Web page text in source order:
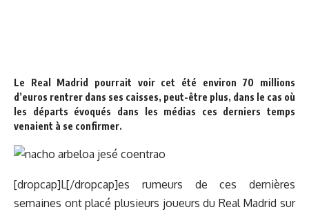
Le Real Madrid pourrait voir cet été environ 70 millions
d’euros rentrer dans ses caisses, peut-être plus, dans le cas où
les départs évoqués dans les médias ces derniers temps
venaient à se confirmer.
[dropcap]L[/dropcap]es rumeurs de ces dernières
semaines ont placé plusieurs joueurs du Real Madrid sur